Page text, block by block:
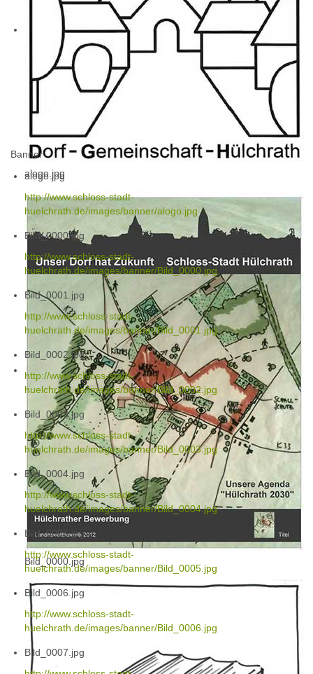
alogo.jpg
Bild_0000.jpg
Banner
alogo.jpg
http://www.schloss-stadt-
huelchrath.de/images/banner/alogo.jpg
Bild_0000.jpg
http://www.schloss-stadt-
huelchrath.de/images/banner/Bild_0000.jpg
Bild_0001.jpg
http://www.schloss-stadt-
huelchrath.de/images/banner/Bild_0001.jpg
Bild_0002.jpg
http://www.schloss-stadt-
huelchrath.de/images/banner/Bild_0002.jpg
Bild_0003.jpg
http://www.schloss-stadt-
huelchrath.de/images/banner/Bild_0003.jpg
Bild_0004.jpg
http://www.schloss-stadt-
huelchrath.de/images/banner/Bild_0004.jpg
Bild_0005.jpg
http://www.schloss-stadt-
huelchrath.de/images/banner/Bild_0005.jpg
Bild_0006.jpg
http://www.schloss-stadt-
huelchrath.de/images/banner/Bild_0006.jpg
Bild_0007.jpg